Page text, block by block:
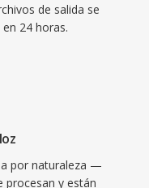
de salida se
24 horas.
por naturaleza —
procesan y están